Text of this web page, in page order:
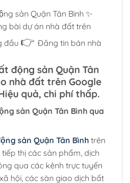
sản Quận Tân Bình ✨
bài dự án nhà đất trên
đầu 👉 Đăng tin bán nhà
động sản Quận Tân
nhà đất trên Google
quả, chi phí thấp.
sản Quận Tân Bình qua
sản Quận Tân Bình trên
thị các sản phẩm, dịch
qua các kênh trực tuyến
hội, các sàn giao dịch bất